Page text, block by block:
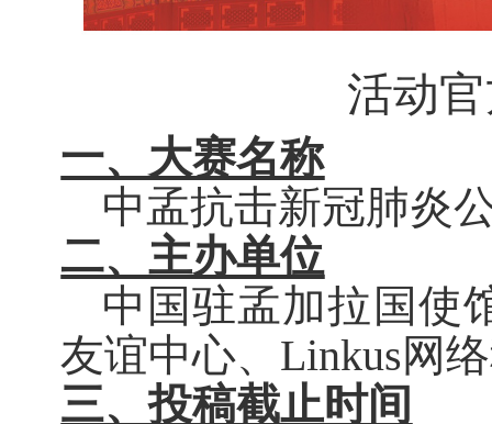
活动
一、大赛名称
中孟抗击新冠肺炎
二、主办单位
中国驻孟加拉国使
友谊中心、 Linkus网
三、投稿截止时间